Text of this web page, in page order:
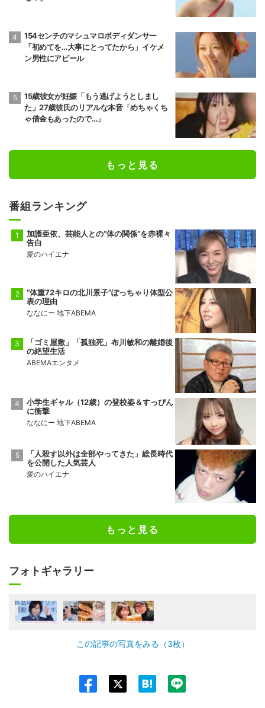
154センチのマシュマロボディダンサー
「初めてを…大事にとってたから」イケメ
ン男性にアピール
15歳彼女が妊娠「もう逃げようとしまし
た」27歳彼氏のリアルな本音「めちゃくち
ゃ借金もあったので…」
もっと見る
番組ランキング
加護亜依、芸能人との“体の関係”を赤裸々
告白
愛のハイエナ
“体重72キロの北川景子”ぽっちゃり体型公
表の理由
ななにー 地下ABEMA
「ゴミ屋敷」「孤独死」布川敏和の離婚後
の絶望生活
ABEMAエンタメ
小学生ギャル（12歳）の登校姿＆すっぴん
に衝撃
ななにー 地下ABEMA
「人殺す以外は全部やってきた」総長時代
を公開した人気芸人
愛のハイエナ
もっと見る
フォトギャラリー
この記事の写真をみる（3枚）